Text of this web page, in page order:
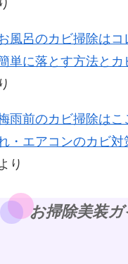
り
風呂のカビ掃除はコ
単に落とす方法とカ
り
雨前のカビ掃除はこ
・エアコンのカビ対
り
お掃除美装